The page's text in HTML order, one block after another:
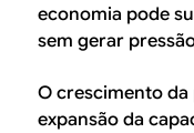
economia pode
sem gerar
O crescimento
expansão da